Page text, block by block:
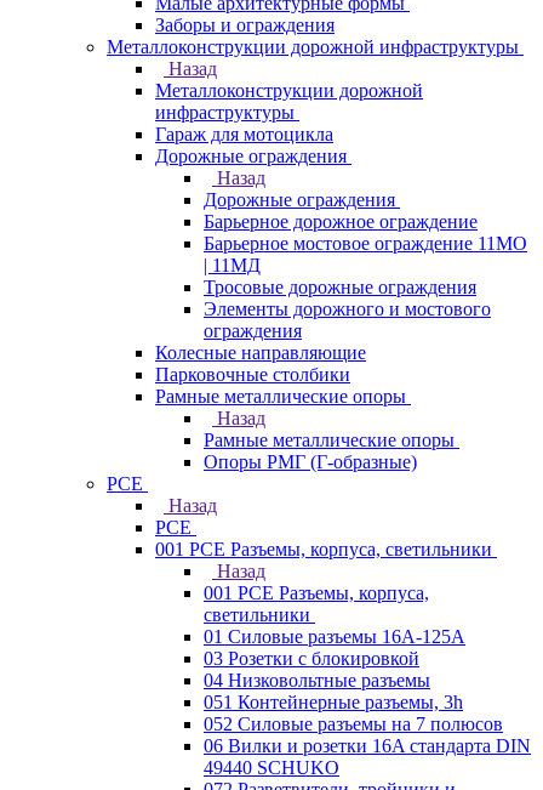
Заборы и ограждения
Металлоконструкции дорожной инфраструктуры
Назад
Металлоконструкции дорожной
инфраструктуры
Гараж для мотоцикла
Дорожные ограждения
Назад
Дорожные ограждения
Барьерное дорожное ограждение
Барьерное мостовое ограждение 11МО
| 11МД
Тросовые дорожные ограждения
Элементы дорожного и мостового
ограждения
Колесные направляющие
Парковочные столбики
Рамные металлические опоры
Назад
Рамные металлические опоры
Опоры РМГ (Г-образные)
PCE
Назад
PCE
001 PCE Разъемы, корпуса, светильники
Назад
001 PCE Разъемы, корпуса,
светильники
01 Силовые разъемы 16А-125А
03 Розетки с блокировкой
04 Низковольтные разъемы
051 Контейнерные разъемы, 3h
052 Силовые разъемы на 7 полюсов
06 Вилки и розетки 16A стандарта DIN
49440 SCHUKO